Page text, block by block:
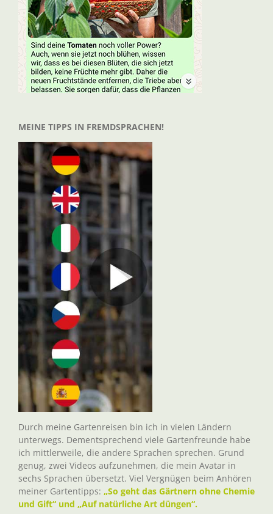
MEINE TIPPS IN FREMDSPRACHEN!
Durch meine Gartenreisen bin ich in vielen Ländern
unterwegs. Dementsprechend viele Gartenfreunde habe
ich mittlerweile, die andere Sprachen sprechen. Grund
genug, zwei Videos aufzunehmen, die mein Avatar in
sechs Sprachen übersetzt. Viel Vergnügen beim Anhören
meiner Gartentipps: „So geht das Gärtnern ohne Chemie
und Gift“ und „Auf natürliche Art düngen“.